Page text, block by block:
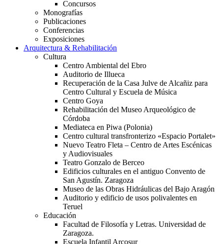
Concursos
Monografías
Publicaciones
Conferencias
Exposiciones
Arquitectura & Rehabilitación
Cultura
Centro Ambiental del Ebro
Auditorio de Illueca
Recuperación de la Casa Julve de Alcañiz para
Centro Cultural y Escuela de Música
Centro Goya
Rehabilitación del Museo Arqueológico de
Córdoba
Mediateca en Piwa (Polonia)
Centro cultural transfronterizo «Espacio Portalet»
Nuevo Teatro Fleta – Centro de Artes Escénicas
y Audiovisuales
Teatro Gonzalo de Berceo
Edificios culturales en el antiguo Convento de
San Agustín. Zaragoza
Museo de las Obras Hidráulicas del Bajo Aragón
Auditorio y edificio de usos polivalentes en
Teruel
Educación
Facultad de Filosofía y Letras. Universidad de
Zaragoza.
Escuela Infantil Arcosur